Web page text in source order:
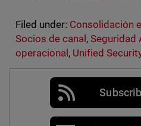
Filed under: Consolidación
Socios de canal , Seguridad
operacional , Unified